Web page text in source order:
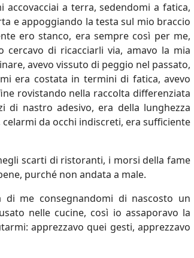
a terra, sedendomi a fatica,
e appoggiando la testa sul mio braccio
ero stanco, era sempre così per me,
di ricacciarli via, amavo la mia
avevo vissuto di peggio nel passato,
era costata in termini di fatica, avevo
rovistando nella raccolta differenziata
di nastro adesivo, era della lunghezza
da occhi indiscreti, era sufficiente
scarti di ristoranti, i morsi della fame
purché non andata a male.
di me consegnandomi di nascosto un
nelle cucine, così io assaporavo la
apprezzavo quei gesti, apprezzavo